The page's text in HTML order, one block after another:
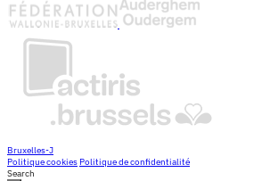
Bruxelles-J
Politique cookies Politique de confidentialité
Search